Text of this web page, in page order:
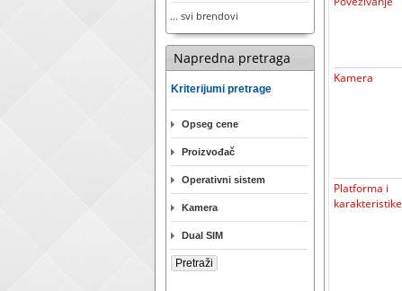
... svi brendovi
Napredna pretraga
Kriterijumi pretrage
Opseg cene
Proizvođač
Operativni sistem
Kamera
Dual SIM
Kamera
Platforma i
karakteristike